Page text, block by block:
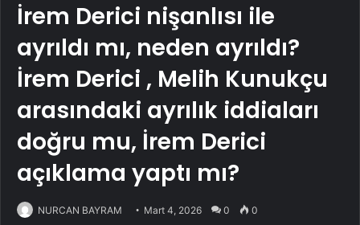
İrem Derici nişanlısı ile
ayrıldı mı, neden ayrıldı?
İrem Derici , Melih Kunukçu
arasındaki ayrılık iddiaları
doğru mu, İrem Derici
açıklama yaptı mı?
NURCAN BAYRAM Mart 4, 2026 0 0